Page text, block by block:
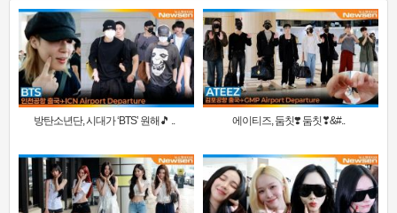
방탄소년단, 시대가 ‘BTS’ 원해🎵 .. 에이티즈, 둠칫❣️ 둠칫❣&#..